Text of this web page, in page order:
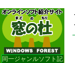
同一ジャンルソフト記